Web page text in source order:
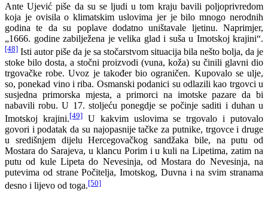
Ante Ujević piše da su se ljudi u tom kraju bavili poljoprivredom
koja je ovisila o klimatskim uslovima jer je bilo mnogo nerodnih
godina te da su poplave dodatno uništavale ljetinu. Naprimjer,
„1666. godine zabilježena je velika glad i suša u Imotskoj krajini“.
[48] Isti autor piše da je sa stočarstvom situacija bila nešto bolja, da je
stoke bilo dosta, a stočni proizvodi (vuna, koža) su činili glavni dio
trgovačke robe. Uvoz je također bio ograničen. Kupovalo se ulje,
so, ponekad vino i riba. Osmanski podanici su odlazili kao trgovci u
susjedna primorska mjesta, a primorci na imotske pazare da bi
nabavili robu. U 17. stoljeću ponegdje se počinje saditi i duhan u
Imotskoj krajini.[49]U kakvim uslovima se trgovalo i putovalo
govori i podatak da su najopasnije tačke za putnike, trgovce i druge
u središnjem dijelu Hercegovačkog sandžaka bile, na putu od
Mostara do Sarajeva, u klancu Porim i u kuli na Lipetima, zatim na
putu od kule Lipeta do Nevesinja, od Mostara do Nevesinja, na
putevima od strane Počitelja, Imotskog, Duvna i na svim stranama
desno i lijevo od toga.[50]